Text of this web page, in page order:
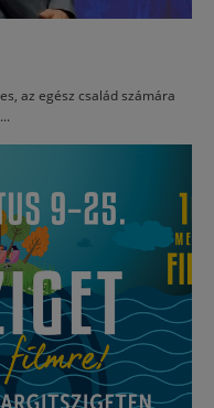
az egész család számára